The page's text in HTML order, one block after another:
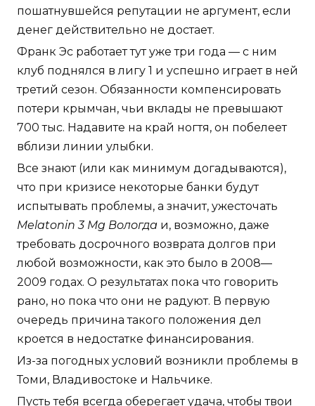
пошатнувшейся репутации не аргумент, если
денег действительно не достает.
Франк Эс работает тут уже три года — с ним
клуб поднялся в лигу 1 и успешно играет в ней
третий сезон. Обязанности компенсировать
потери крымчан, чьи вклады не превышают
700 тыс. Надавите на край ногтя, он побелеет
вблизи линии улыбки.
Все знают (или как минимум догадываются),
что при кризисе некоторые банки будут
испытывать проблемы, а значит, ужесточать
Melatonin 3 Mg Вологда и, возможно, даже
требовать досрочного возврата долгов при
любой возможности, как это было в 2008—
2009 годах. О результатах пока что говорить
рано, но пока что они не радуют. В первую
очередь причина такого положения дел
кроется в недостатке финансирования.
Из-за погодных условий возникли проблемы в
Томи, Владивостоке и Нальчике.
Пусть тебя всегда оберегает удача, чтобы твои